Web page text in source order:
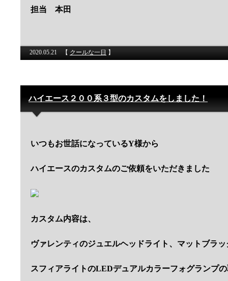
担当 本田
2020.05.21 【 クールな一日 】
ハイエース２００系３型のカスタムをしました！
いつもお世話になっているY様から
ハイエースのカスタムのご依頼をいただきました
カスタム内容は、
ヴァレンティのジュエルヘッドライト、マットブラ
スフィアライトのLEDデュアルカラーフォグランプ